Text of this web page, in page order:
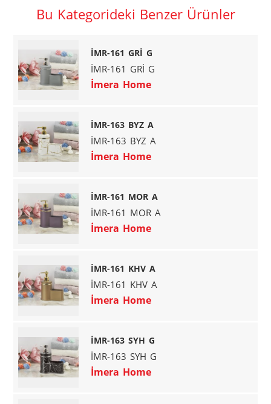
Bu Kategorideki Benzer Ürünler
İMR-161 GRİ G
İMR-161 GRİ G
İmera Home
İMR-163 BYZ A
İMR-163 BYZ A
İmera Home
İMR-161 MOR A
İMR-161 MOR A
İmera Home
İMR-161 KHV A
İMR-161 KHV A
İmera Home
İMR-163 SYH G
İMR-163 SYH G
İmera Home